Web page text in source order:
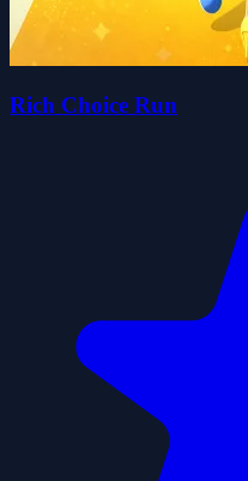
Rich Choice Run